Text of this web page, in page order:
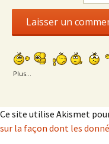
Plus...
Ce site utilise Akismet
sur la façon dont les